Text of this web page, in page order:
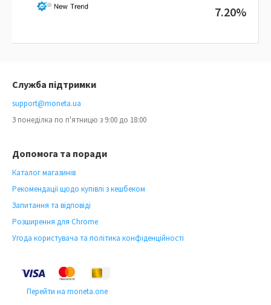
7.20%
Допомога та поради
Каталог магазинів
Рекомендації щодо купівлі з кешбеком
Запитання та відповіді
Розширення для Chrome
Угода користувача та політика конфіденційності
Служба підтримки
support@moneta.ua
З понеділка по п'ятницю з 9:00 до 18:00
Перейти на moneta.one